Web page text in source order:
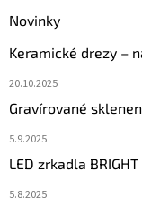
Novinky
Keramické drezy –
20.10.2025
Gravírované
5.9.2025
LED zrkadla BRIGHT
5.8.2025